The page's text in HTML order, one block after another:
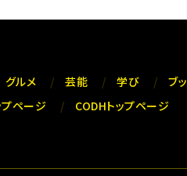
グルメ 芸能 学び
ブ
ページ CODHトップページ